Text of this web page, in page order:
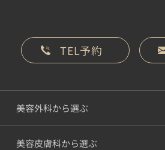
TEL予約
美容外科から選ぶ
美容皮膚科から選ぶ